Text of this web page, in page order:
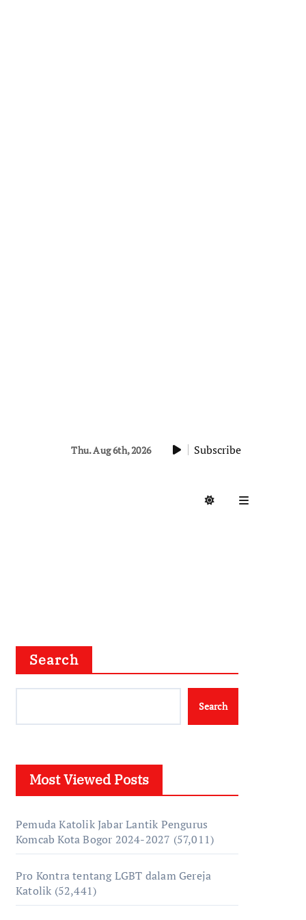
Thu. Aug 6th, 2026 Subscribe
Search
Search
Most Viewed Posts
Pemuda Katolik Jabar Lantik Pengurus
Komcab Kota Bogor 2024-2027 (57,011)
Pro Kontra tentang LGBT dalam Gereja
Katolik (52,441)